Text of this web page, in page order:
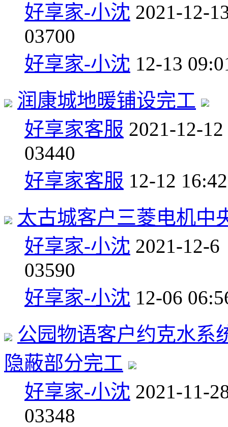
好享家-小沈 2021-12-
03700
好享家-小沈 12-13
润康城地暖铺设完工
好享家客服 2021-12-12
03440
好享家客服 12-12 16:42
太古城客户三菱电机中
好享家-小沈 2021-12-6
03590
好享家-小沈 12-06
公园物语客户约克水系
隐蔽部分完工
好享家-小沈 2021-11-
03348